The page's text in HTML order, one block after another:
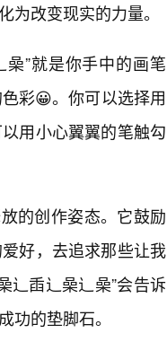
改变现实的力量。
”就是你手中的画笔
彩😀。你可以选择用
用小心翼翼的笔触勾
的创作姿态。它鼓励
好，去追求那些让我
辶臿辶喿辶喿”会告诉
功的垫脚石。